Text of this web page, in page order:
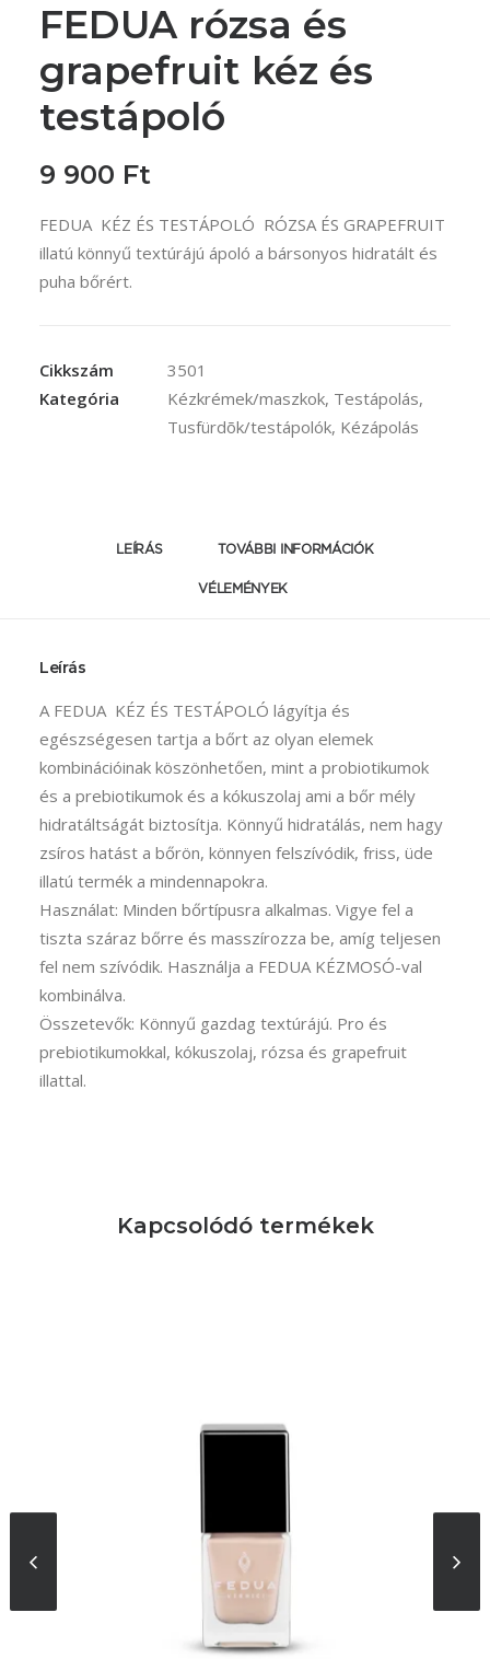
FEDUA rózsa és
grapefruit kéz és
testápoló
9 900 Ft
FEDUA KÉZ ÉS TESTÁPOLÓ RÓZSA ÉS GRAPEFRUIT
illatú könnyű textúrájú ápoló a bársonyos hidratált és
puha bőrért.
Cikkszám
3501
Kategória
Kézkrémek/maszkok, Testápolás,
Tusfürdõk/testápolók, Kézápolás
LEÍRÁS TOVÁBBI INFORMÁCIÓK
VÉLEMÉNYEK
Leírás
A FEDUA KÉZ ÉS TESTÁPOLÓ lágyítja és
egészségesen tartja a bőrt az olyan elemek
kombinációinak köszönhetően, mint a probiotikumok
és a prebiotikumok és a kókuszolaj ami a bőr mély
hidratáltságát biztosítja. Könnyű hidratálás, nem hagy
zsíros hatást a bőrön, könnyen felszívódik, friss, üde
illatú termék a mindennapokra.
Használat: Minden bőrtípusra alkalmas. Vigye fel a
tiszta száraz bőrre és masszírozza be, amíg teljesen
fel nem szívódik. Használja a FEDUA KÉZMOSÓ-val
kombinálva.
Összetevők: Könnyű gazdag textúrájú. Pro és
prebiotikumokkal, kókuszolaj, rózsa és grapefruit
illattal.
Kapcsolódó termékek